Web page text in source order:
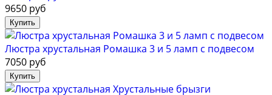
9650 руб
Люстра хрустальная Ромашка 3 и 5 ламп с подвесом
7050 руб